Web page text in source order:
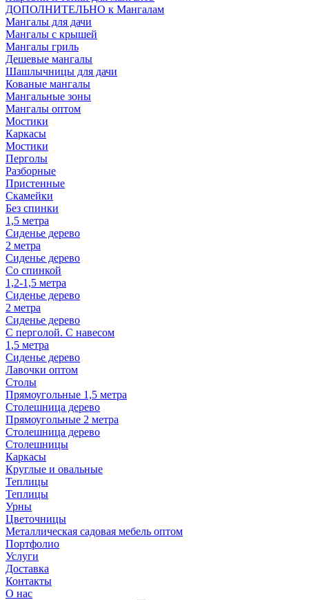
ДОПОЛНИТЕЛЬНО к Мангалам
Мангалы для дачи
Мангалы с крышей
Мангалы гриль
Дешевые мангалы
Шашлычницы для дачи
Кованые мангалы
Мангальные зоны
Мангалы оптом
Мостики
Каркасы
Мостики
Перголы
Разборные
Пристенные
Скамейки
Без спинки
1,5 метра
Сиденье дерево
2 метра
Сиденье дерево
Со спинкой
1,2-1,5 метра
Сиденье дерево
2 метра
Сиденье дерево
С перголой. С навесом
1,5 метра
Сиденье дерево
Лавочки оптом
Столы
Прямоугольные 1,5 метра
Столешница дерево
Прямоугольные 2 метра
Столешница дерево
Столешницы
Каркасы
Круглые и овальные
Теплицы
Теплицы
Урны
Цветочницы
Металлическая садовая мебель оптом
Портфолио
Услуги
Доставка
Контакты
О нас